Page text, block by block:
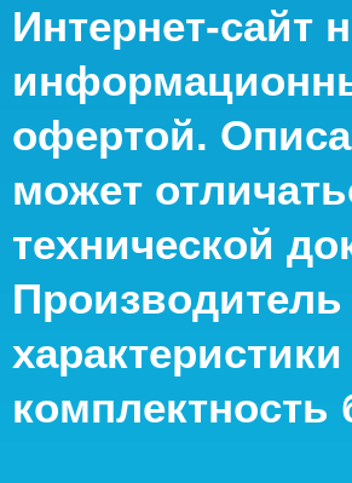
Интернет-сайт
офертой.
может
технической
Производитель
комплектность